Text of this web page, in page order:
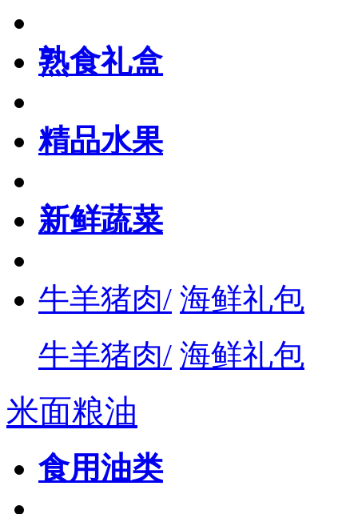
熟食礼盒
精品水果
新鲜蔬菜
牛羊猪肉/ 海鲜礼包
牛羊猪肉/ 海鲜礼包
米面粮油
食用油类